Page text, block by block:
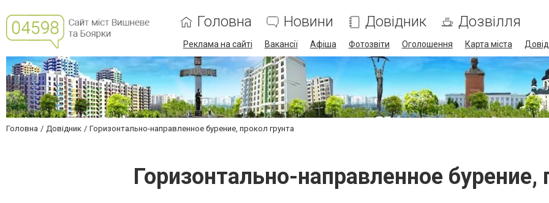
Головна Новини Довідник Дозвілля
Реклама на сайті Вакансії Афіша Фотозвіти Оголошення Карта міста
Головна Довідник Горизонтально-направленное бурение, прокол грунта
Горизонтально-направленное бурение,